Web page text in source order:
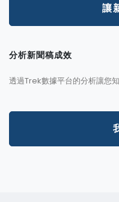
讓
分析新聞稿成效
透過Trek數據平台的分析讓您